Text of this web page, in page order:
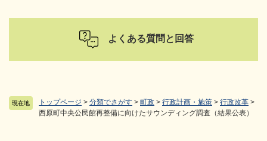
現在地 トップページ > 分類でさがす > 町政 > 行政計画・施策 > 行政改革 >
西原町中央公民館再整備に向けたサウンディング調査（結果公表）
よくある質問と回答